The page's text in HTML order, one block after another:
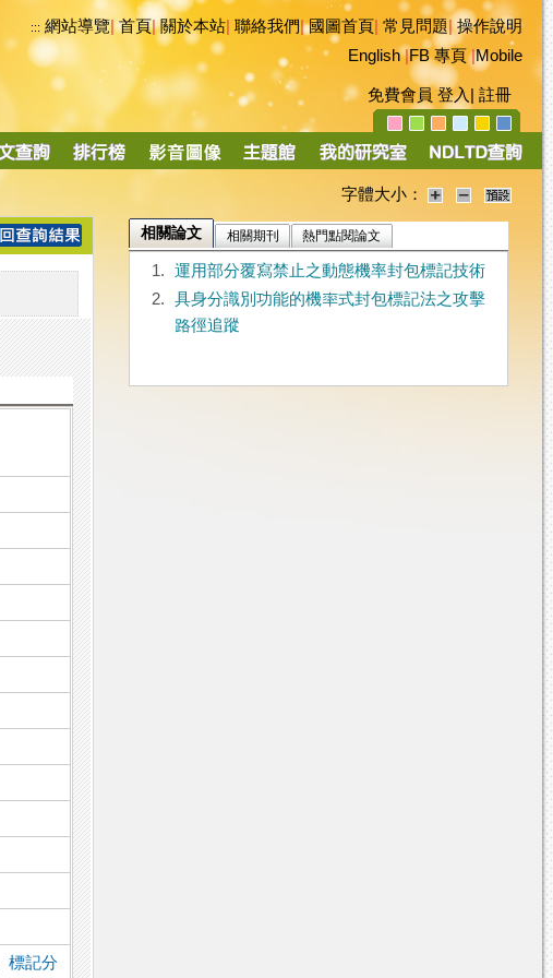
::: 網站導覽|首頁|關於本站 聯絡我們|國圖首頁 常見問題|操作說明
English|FB 專頁|Mobile
免費會員 登入 註冊
字體大小：
、標記分
相關論文 相關期刊 熱門點閱論文
1.
運用部分覆寫禁止之動態機率封包標記技術
2.
具身分識別功能的機率式封包標記法之攻擊
路徑追蹤